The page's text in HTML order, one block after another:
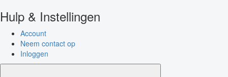
Hulp & Instellingen
Account
Neem contact op
Inloggen